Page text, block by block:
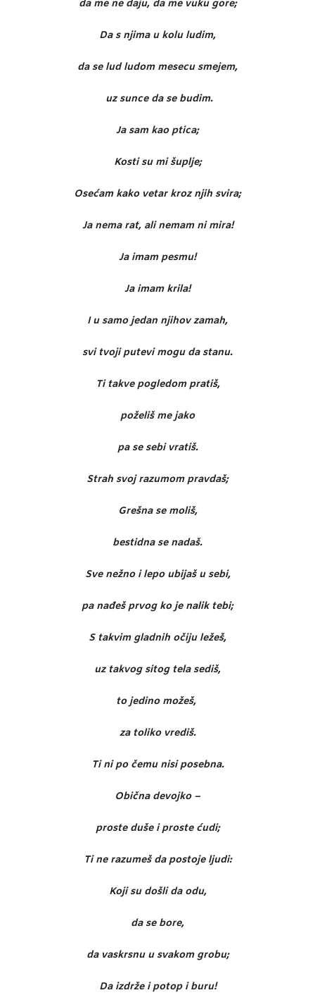
da me ne daju, da me vuku gore;
Da s njima u kolu ludim,
da se lud ludom mesecu smejem,
uz sunce da se budim.
Ja sam kao ptica;
Kosti su mi šuplje;
Osećam kako vetar kroz njih svira;
Ja nema rat, ali nemam ni mira!
Ja imam pesmu!
Ja imam krila!
I u samo jedan njihov zamah,
svi tvoji putevi mogu da stanu.
Ti takve pogledom pratiš,
poželiš me jako
pa se sebi vratiš.
Strah svoj razumom pravdaš;
Grešna se moliš,
bestidna se nadaš.
Sve nežno i lepo ubijaš u sebi,
pa nađeš prvog ko je nalik tebi;
S takvim gladnih očiju ležeš,
uz takvog sitog tela sediš,
to jedino možeš,
za toliko vrediš.
Ti ni po čemu nisi posebna.
Obična devojko –
proste duše i proste ćudi;
Ti ne razumeš da postoje ljudi:
Koji su došli da odu,
da se bore,
da vaskrsnu u svakom grobu;
Da izdrže i potop i buru!